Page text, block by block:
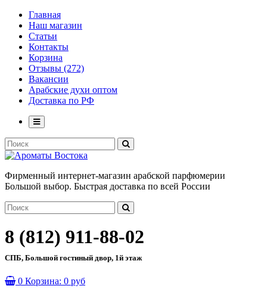
Главная
Наш магазин
Статьи
Контакты
Корзина
Отзывы (272)
Вакансии
Арабские духи оптом
Доставка по РФ
Фирменный интернет-магазин арабской парфюмерии
Большой выбор. Быстрая доставка по всей России
8 (812) 911-88-02
СПБ, Большой гостиный двор, 1й этаж
0 Корзина: 0 руб